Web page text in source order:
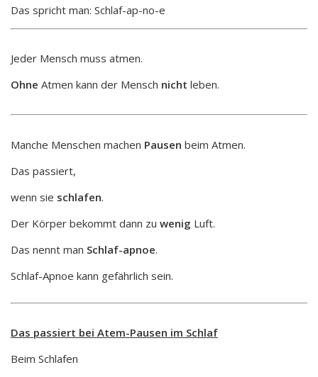
Das spricht man: Schlaf-ap-no-e
Jeder Mensch muss atmen.
Ohne Atmen kann der Mensch nicht leben.
Manche Menschen machen Pausen beim Atmen.
Das passiert,
wenn sie schlafen.
Der Körper bekommt dann zu wenig Luft.
Das nennt man Schlaf-apnoe.
Schlaf-Apnoe kann gefährlich sein.
Das passiert bei Atem-Pausen im Schlaf
Beim Schlafen